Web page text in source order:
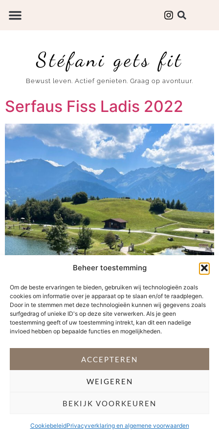
Beheer toestemming
Om de beste ervaringen te bieden, gebruiken wij technologieën zoals
cookies om informatie over je apparaat op te slaan en/of te raadplegen.
Door in te stemmen met deze technologieën kunnen wij gegevens zoals
surfgedrag of unieke ID's op deze site verwerken. Als je geen
toestemming geeft of uw toestemming intrekt, kan dit een nadelige
invloed hebben op bepaalde functies en mogelijkheden.
ACCEPTEREN
WEIGEREN
BEKIJK VOORKEUREN
CookiebeleidPrivacyverklaring en algemene voorwaarden
Stéfani gets fit
Bewust leven. Actief genieten. Graag op avontuur.
Serfaus Fiss Ladis 2022
wandelingen, eindeloos veel speelmogelijkheden en een
prachtige locatie. Vorig jaar hadden we een heerlijke
vakantieweek in Ladis en verbleven we in Am Burgsee
**** , aan de voet van het prachtige Schloss Laudeck.
Het enige wat ontbrak, was een zwembad. En laat er
nou sinds kort een prachtige wellness met een
verwarmd panorama zwembad […]
VOLG @STEFANI_GETSFIT